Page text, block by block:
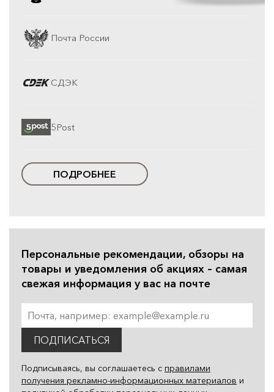
Почта России
СДЭК
5Post
ПОДРОБНЕЕ
Персональные рекомендации, обзоры на
товары и уведомления об акциях – самая
свежая информация у вас на почте
ПОДПИСАТЬСЯ
Подписываясь, вы соглашаетесь с правилами
получения рекламно-информационных материалов и